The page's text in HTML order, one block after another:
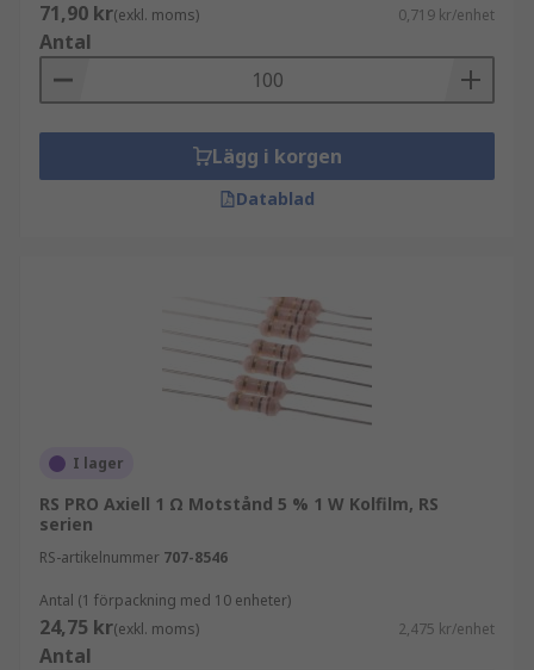
71,90 kr(exkl. moms) 0,719 kr/enhet
Antal
Lägg i korgen
Datablad
I lager
RS PRO Axiell 1 Ω Motstånd 5 % 1 W Kolfilm, RS
serien
RS-artikelnummer 707-8546
Antal (1 förpackning med 10 enheter)
24,75 kr(exkl. moms) 2,475 kr/enhet
Antal